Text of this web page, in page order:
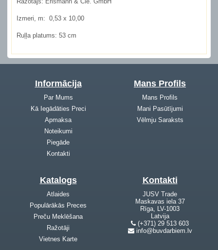
Izmeri, m: 0,53 x 10,00
Ruļļa platums: 53 cm
Informācija
Par Mums
Kā Iegādāties Preci
Apmaksa
Noteikumi
Piegāde
Kontakti
Mans Profils
Mans Profils
Mani Pasūtījumi
Vēlmju Saraksts
Katalogs
Atlaides
Populārākās Preces
Preču Meklēšana
Ražotāji
Vietnes Karte
Kontakti
JUSV Trade
Maskavas iela 37
Rīga, LV-1003
Latvija
(+371) 29 513 603
info@buvdarbiem.lv